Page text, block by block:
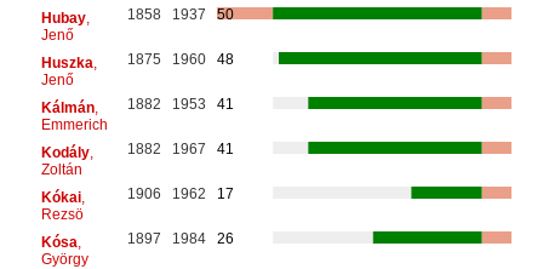
Hubay,
Jenő
1858 1937 50
Huszka
Jenő
1875 1960 48
Kálmán,
Emmerich
1882 1953 41
Kodály,
Zoltán
1882 1967 41
Kókai,
Rezsö
1906 1962 17
Kósa
György
1897 1984 26